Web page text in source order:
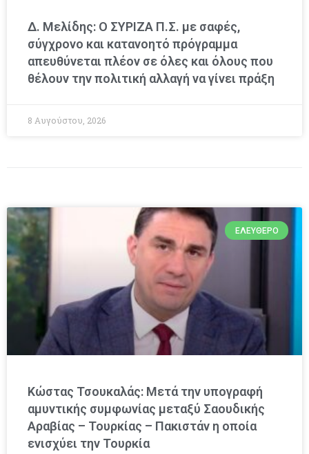
Δ. Μελίδης: Ο ΣΥΡΙΖΑ Π.Σ. με σαφές,
σύγχρονο και κατανοητό πρόγραμμα
απευθύνεται πλέον σε όλες και όλους που
θέλουν την πολιτική αλλαγή να γίνει πράξη
8 Αυγούστου, 2026
ΕΛΕΎΘΕΡΟ
Κώστας Τσουκαλάς: Μετά την υπογραφή
αμυντικής συμφωνίας μεταξύ Σαουδικής
Αραβίας – Τουρκίας – Πακιστάν η οποία
ενισχύει την Τουρκία